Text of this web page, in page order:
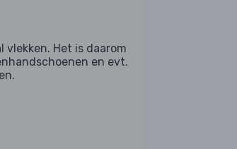
vlekken. Het is daarom
en evt.